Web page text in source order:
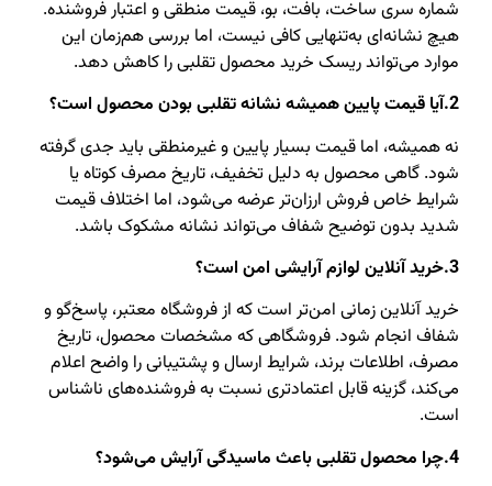
شماره سری ساخت، بافت، بو، قیمت منطقی و اعتبار فروشنده.
هیچ نشانه‌ای به‌تنهایی کافی نیست، اما بررسی هم‌زمان این
موارد می‌تواند ریسک خرید محصول تقلبی را کاهش دهد.
2.آیا قیمت پایین همیشه نشانه تقلبی بودن محصول است؟
نه همیشه، اما قیمت بسیار پایین و غیرمنطقی باید جدی گرفته
شود. گاهی محصول به دلیل تخفیف، تاریخ مصرف کوتاه یا
شرایط خاص فروش ارزان‌تر عرضه می‌شود، اما اختلاف قیمت
شدید بدون توضیح شفاف می‌تواند نشانه مشکوک باشد.
3.خرید آنلاین لوازم آرایشی امن است؟
خرید آنلاین زمانی امن‌تر است که از فروشگاه معتبر، پاسخ‌گو و
شفاف انجام شود. فروشگاهی که مشخصات محصول، تاریخ
مصرف، اطلاعات برند، شرایط ارسال و پشتیبانی را واضح اعلام
می‌کند، گزینه قابل اعتماد‌تری نسبت به فروشنده‌های ناشناس
است.
4.چرا محصول تقلبی باعث ماسیدگی آرایش می‌شود؟